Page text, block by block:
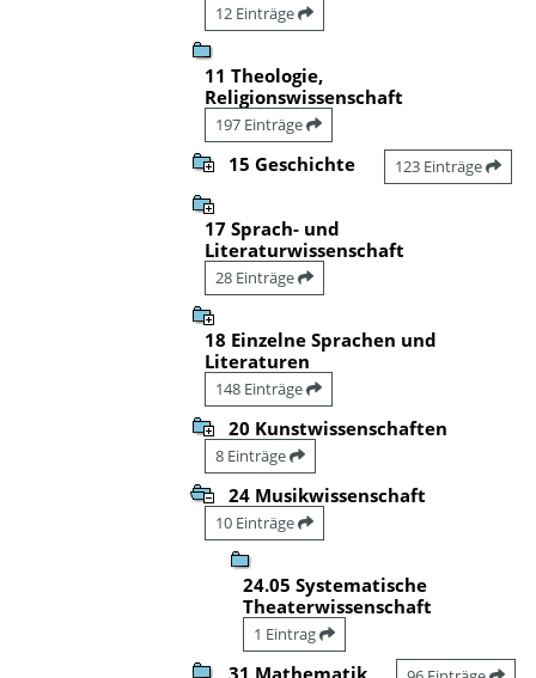
12 Einträge
11 Theologie,
Religionswissenschaft
197 Einträge
15 Geschichte 123 Einträge
17 Sprach- und
Literaturwissenschaft
28 Einträge
18 Einzelne Sprachen und
Literaturen
148 Einträge
20 Kunstwissenschaften
8 Einträge
24 Musikwissenschaft
10 Einträge
24.05 Systematische
Theaterwissenschaft
1 Eintrag
31 Mathematik